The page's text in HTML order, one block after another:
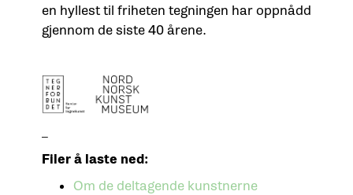
en hyllest til friheten tegningen har oppnådd
gjennom de siste 40 årene.
Filer å laste ned:
Om de deltagende kunstnerne